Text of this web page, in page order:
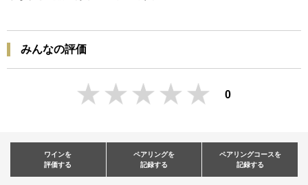
みんなの評価
0
ワインを
評価する
ペアリングを
記録する
ペアリングコースを
記録する